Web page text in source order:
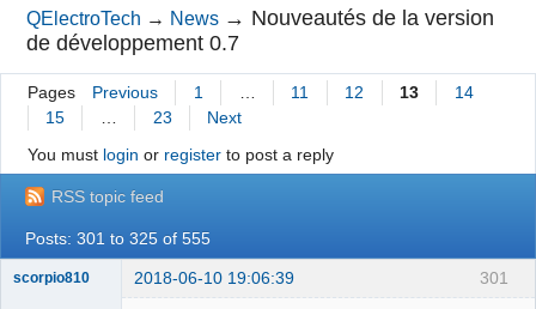
Search
Register
Login
Wiki
BugTracker
Videos
QElectroTech → News → Nouveautés de la version
de développement 0.7
Pages Previous 1 11 12 13
14
15
23
Next
You must login or registerto post a reply
RSS topic feed
Posts: 301 to 325 of 555
301
scorpio810 2018-06-10 19:06:39